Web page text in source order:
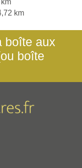
km
boîte aux
boîte